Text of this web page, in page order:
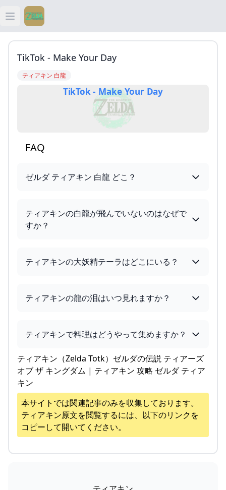
Open main menu
ティアキン
ティアキン 武器
ティアキン 攻略
TikTok - Make Your Day
ティアキン 白龍
TikTok - Make Your Day
FAQ
ゼルダ ティアキン 白龍 どこ？
ティアキンの白龍が飛んでいないのはなぜで
すか？
ティアキンの大妖精テーラはどこにいる？
ティアキンの龍の泪はいつ見れますか？
ティアキンで料理はどうやって集めますか？
ティアキン（Zelda Totk）ゼルダの伝説 ティアーズ
オブ ザ キングダム | ティアキン 攻略 ゼルダ ティア
キン
本サイトでは関連記事のみを収集しております。
ティアキン原文を閲覧するには、以下のリンクを
コピーして開いてください。